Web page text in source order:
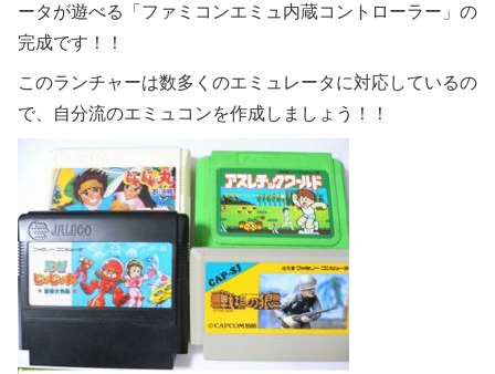
ータが遊べる「ファミコンエミュ内蔵コントローラー」の
完成です！！
このランチャーは数多くのエミュレータに対応しているの
で、自分流のエミュコンを作成しましょう！！